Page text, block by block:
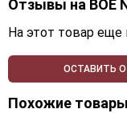
Отзывы на BOE
На этот товар
ОСТАВИТЬ
Похожие товары